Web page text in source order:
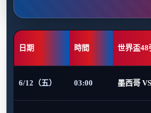
日期 時間 世界盃48
6/12（五） 03:00 墨西哥